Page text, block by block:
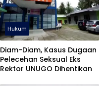
Hukum
Diam-Diam, Kasus Dugaan
Pelecehan Seksual Eks
Rektor UNUGO Dihentikan